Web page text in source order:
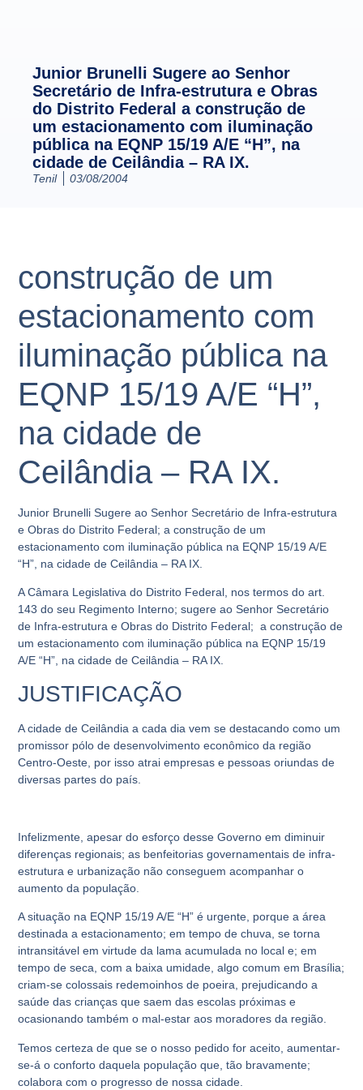
Junior Brunelli Sugere ao Senhor
Secretário de Infra-estrutura e Obras
do Distrito Federal a construção de
um estacionamento com iluminação
pública na EQNP 15/19 A/E “H”, na
cidade de Ceilândia – RA IX.
Tenil 03/08/2004
construção de um
estacionamento com
iluminação pública na
EQNP 15/19 A/E “H”,
na cidade de
Ceilândia – RA IX.
Junior Brunelli Sugere ao Senhor Secretário de Infra-estrutura
e Obras do Distrito Federal; a construção de um
estacionamento com iluminação pública na EQNP 15/19 A/E
“H”, na cidade de Ceilândia – RA IX.
A Câmara Legislativa do Distrito Federal, nos termos do art.
143 do seu Regimento Interno; sugere ao Senhor Secretário
de Infra-estrutura e Obras do Distrito Federal; a construção de
um estacionamento com iluminação pública na EQNP 15/19
A/E “H”, na cidade de Ceilândia – RA IX.
JUSTIFICAÇÃO
A cidade de Ceilândia a cada dia vem se destacando como um
promissor pólo de desenvolvimento econômico da região
Centro-Oeste, por isso atrai empresas e pessoas oriundas de
diversas partes do país.
Infelizmente, apesar do esforço desse Governo em diminuir
diferenças regionais; as benfeitorias governamentais de infra-
estrutura e urbanização não conseguem acompanhar o
aumento da população.
A situação na EQNP 15/19 A/E “H” é urgente, porque a área
destinada a estacionamento; em tempo de chuva, se torna
intransitável em virtude da lama acumulada no local e; em
tempo de seca, com a baixa umidade, algo comum em Brasília;
criam-se colossais redemoinhos de poeira, prejudicando a
saúde das crianças que saem das escolas próximas e
ocasionando também o mal-estar aos moradores da região.
Temos certeza de que se o nosso pedido for aceito, aumentar-
se-á o conforto daquela população que, tão bravamente;
colabora com o progresso de nossa cidade.